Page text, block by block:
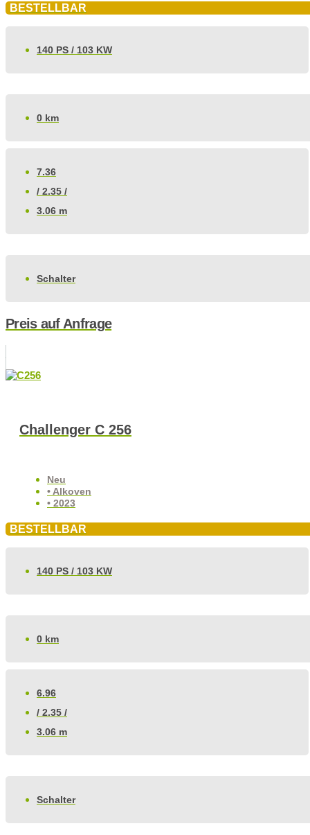
BESTELLBAR
140 PS / 103 KW
0 km
7.36
/ 2.35 /
3.06 m
Schalter
Preis auf Anfrage
Challenger C 256
Neu
• Alkoven
• 2023
BESTELLBAR
140 PS / 103 KW
0 km
6.96
/ 2.35 /
3.06 m
Schalter